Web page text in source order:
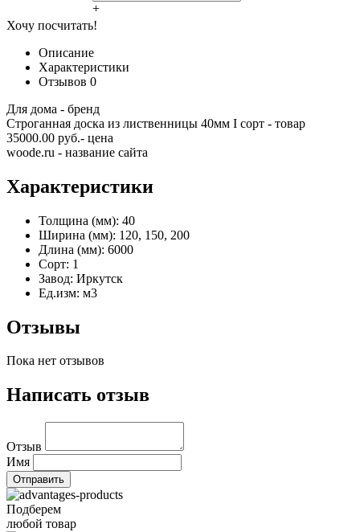
+
Хочу посчитать!
Описание
Характеристики
Отзывов 0
Для дома - бренд
Строганная доска из лиственницы 40мм I сорт - товар
35000.00 руб.- цена
woode.ru - название сайта
Характеристики
Толщина (мм): 40
Ширина (мм): 120, 150, 200
Длина (мм): 6000
Сорт: 1
Завод: Иркутск
Ед.изм: м3
Отзывы
Пока нет отзывов
Написать отзыв
Отзыв
Имя
Подберем
любой товар